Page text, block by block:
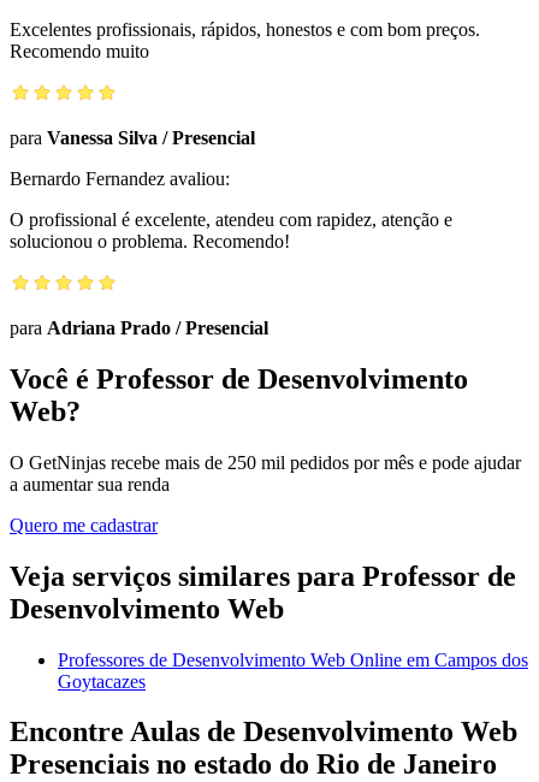
Excelentes profissionais, rápidos, honestos e com bom preços.
Recomendo muito
para Vanessa Silva /Presencial
Bernardo Fernandez avaliou:
O profissional é excelente, atendeu com rapidez, atenção e
solucionou o problema. Recomendo!
para Adriana Prado /Presencial
Você é Professor de Desenvolvimento
Web?
O GetNinjas recebe mais de 250 mil pedidos por mês e pode ajudar
a aumentar sua renda
Quero me cadastrar
Veja serviços similares para Professor de
Desenvolvimento Web
Professores de Desenvolvimento Web Online em Campos dos
Goytacazes
Encontre Aulas de Desenvolvimento Web
Presenciais no estado do Rio de Janeiro